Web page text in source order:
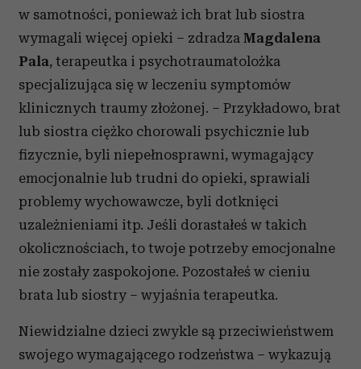
w samotności, ponieważ ich brat lub siostra
wymagali więcej opieki – zdradza Magdalena
Pala, terapeutka i psychotraumatolożka
specjalizująca się w leczeniu symptomów
klinicznych traumy złożonej. – Przykładowo, brat
lub siostra ciężko chorowali psychicznie lub
fizycznie, byli niepełnosprawni, wymagający
emocjonalnie lub trudni do opieki, sprawiali
problemy wychowawcze, byli dotknięci
uzależnieniami itp. Jeśli dorastałeś w takich
okolicznościach, to twoje potrzeby emocjonalne
nie zostały zaspokojone. Pozostałeś w cieniu
brata lub siostry – wyjaśnia terapeutka.
Niewidzialne dzieci zwykle są przeciwieństwem
swojego wymagającego rodzeństwa – wykazują